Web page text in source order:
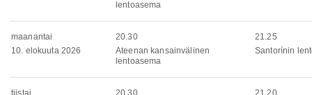
lentoasema
maanantai
10. elokuuta 2026
20.30
Ateenan kansainvälinen
lentoasema
21.25
Santorínin
tiistai
20.30
21.20